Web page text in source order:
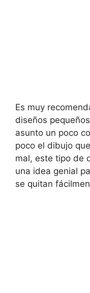
Es muy
diseños
asunto un poco
poco el dibujo
mal, este tipo de
una idea genial
se quitan